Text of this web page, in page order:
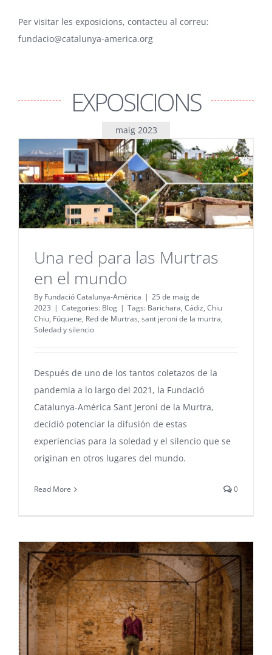
Per visitar les exposicions, contacteu al correu:
fundacio@catalunya-america.org
EXPOSICIONS
maig 2023
Una red para las Murtras
en el mundo
By Fundació Catalunya-Amèrica | 25 de maig de
2023 | Categories: Blog | Tags: Barichara, Cádiz, Chiu
Chiu, Fúquene, Red de Murtras, sant jeroni de la murtra,
Soledad y silencio
Después de uno de los tantos coletazos de la
pandemia a lo largo del 2021, la Fundació
Catalunya-América Sant Jeroni de la Murtra,
decidió potenciar la difusión de estas
experiencias para la soledad y el silencio que se
originan en otros lugares del mundo.
Read More 0